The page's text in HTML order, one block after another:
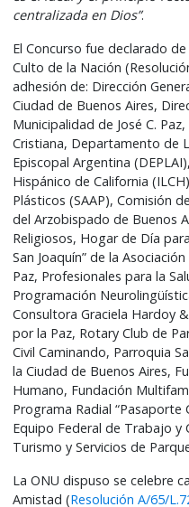
centralizada en Dios”.
El Concurso fue declarado
Culto de la Nación
adhesión de: Dirección
Ciudad de Buenos Aires,
Municipalidad de José C.
Cristiana, Departamento de
Episcopal Argentina
Hispánico de California
Plásticos (SAAP), Comisión
del Arzobispado de Buenos
Religiosos, Hogar de Día
San Joaquín” de la
Paz, Profesionales para la
Programación
Consultora Graciela Hardoy
por la Paz, Rotary Club de
Civil Caminando, Parroquia
la Ciudad de Buenos Aires,
Humano, Fundación
Programa Radial “Pasaporte
Equipo Federal de Trabajo y
Turismo y Servicios de
La ONU dispuso se celebre
Amistad (Resolución A/65/